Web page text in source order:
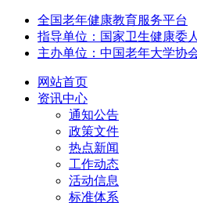
全国老年健康教育服务平台
指导单位：国家卫生健康委
主办单位：中国老年大学协
网站首页
资讯中心
通知公告
政策文件
热点新闻
工作动态
活动信息
标准体系